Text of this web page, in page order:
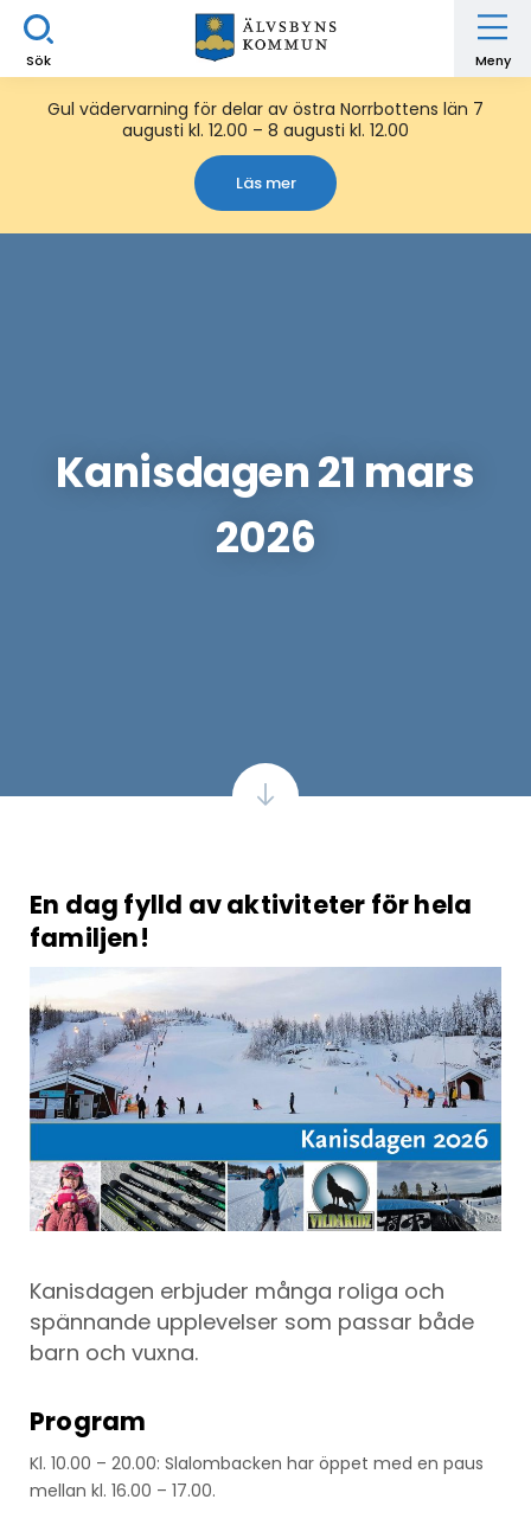
Sök Meny
Gul vädervarning för delar av östra Norrbottens län 7
augusti kl. 12.00 – 8 augusti kl. 12.00
Läs mer
Kanisdagen 21 mars
2026
En dag fylld av aktiviteter för hela
familjen!
Kanisdagen erbjuder många roliga och
spännande upplevelser som passar både
barn och vuxna.
Program
Kl. 10.00 – 20.00: Slalombacken har öppet med en paus
mellan kl. 16.00 – 17.00.